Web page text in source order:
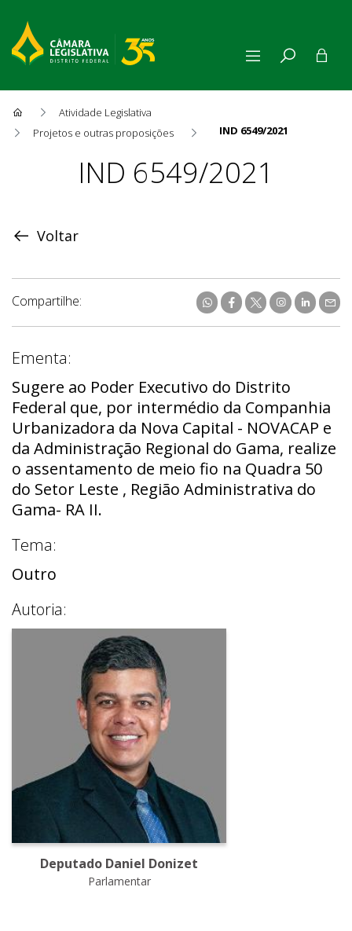
Atividade Legislativa
Projetos e outras proposições
IND 6549/2021
ProposiçãoIND 6549/2021
Voltar
Compartilhe:
Ementa:
Sugere ao Poder Executivo do Distrito
Federal que, por intermédio da Companhia
Urbanizadora da Nova Capital - NOVACAP e
da Administração Regional do Gama, realize
o assentamento de meio fio na Quadra 50
do Setor Leste , Região Administrativa do
Gama- RA II.
Tema:
Outro
Autoria:
Deputado Daniel Donizet
Parlamentar